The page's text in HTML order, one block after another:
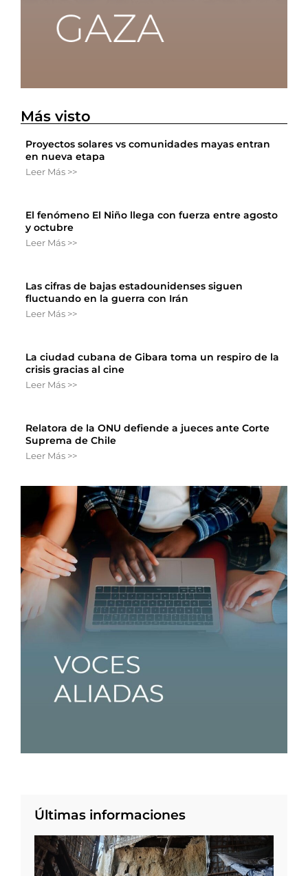
Más visto
Proyectos solares vs comunidades mayas entran
en nueva etapa
Leer Más >>
El fenómeno El Niño llega con fuerza entre agosto
y octubre
Leer Más >>
Las cifras de bajas estadounidenses siguen
fluctuando en la guerra con Irán
Leer Más >>
La ciudad cubana de Gibara toma un respiro de la
crisis gracias al cine
Leer Más >>
Relatora de la ONU defiende a jueces ante Corte
Suprema de Chile
Leer Más >>
Últimas informaciones